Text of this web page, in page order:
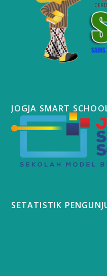
JOGJA SMART
SETATISTIK